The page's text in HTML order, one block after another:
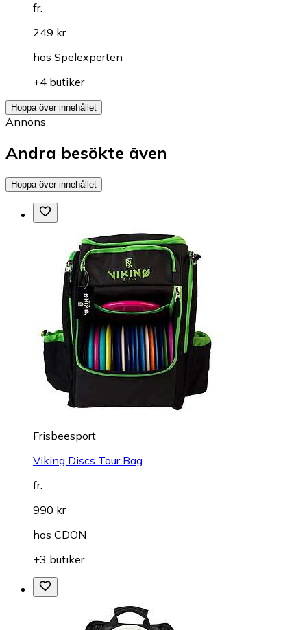
fr.
249 kr
hos Spelexperten
+4 butiker
Hoppa över innehållet
Annons
Andra besökte även
Hoppa över innehållet
Frisbeesport
Viking Discs Tour Bag
fr.
990 kr
hos CDON
+3 butiker